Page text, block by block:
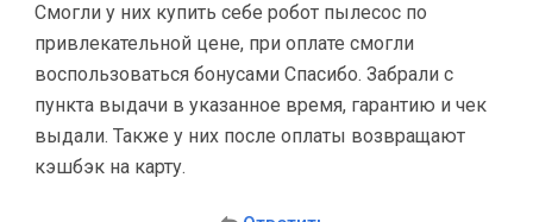
Смогли у них купить себе робот пылесос по
привлекательной цене, при оплате смогли
воспользоваться бонусами Спасибо. Забрали с
пункта выдачи в указанное время, гарантию и чек
выдали. Также у них после оплаты возвращают
кэшбэк на карту.